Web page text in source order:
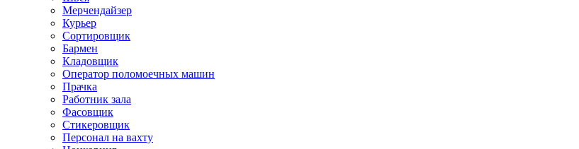
Мерчендайзер
Курьер
Сортировщик
Бармен
Кладовщик
Оператор поломоечных машин
Прачка
Работник зала
Фасовщик
Стикеровщик
Персонал на вахту